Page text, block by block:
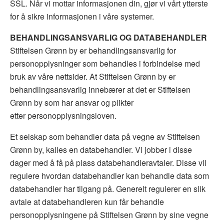
SSL. Når vi mottar informasjonen din, gjør vi vårt ytterste
for å sikre informasjonen i våre systemer.
BEHANDLINGSANSVARLIG OG DATABEHANDLER
Stiftelsen Grønn by er behandlingsansvarlig for
personopplysninger som behandles i forbindelse med
bruk av våre nettsider. At Stiftelsen Grønn by er
behandlingsansvarlig innebærer at det er Stiftelsen
Grønn by som har ansvar og plikter
etter personopplysningsloven.
Et selskap som behandler data på vegne av Stiftelsen
Grønn by, kalles en databehandler. Vi jobber i disse
dager med å få på plass databehandleravtaler. Disse vil
regulere hvordan databehandler kan behandle data som
databehandler har tilgang på. Generelt regulerer en slik
avtale at databehandleren kun får behandle
personopplysningene på Stiftelsen Grønn by sine vegne